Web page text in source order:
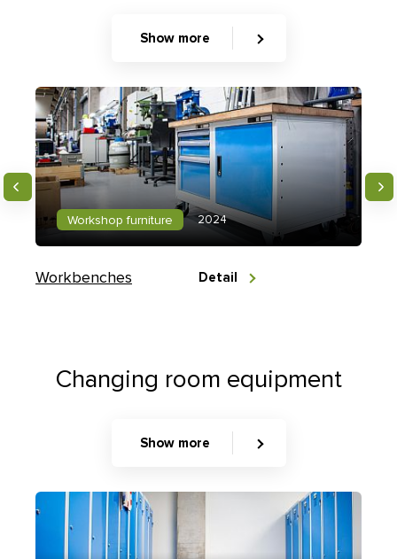
Configurator
Show more
Workshop furniture 2024
Workbenches Detail
Changing room equipment
Show more